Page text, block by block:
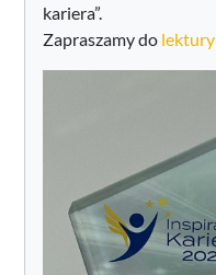
kariera”.
Zapraszamy do lektury